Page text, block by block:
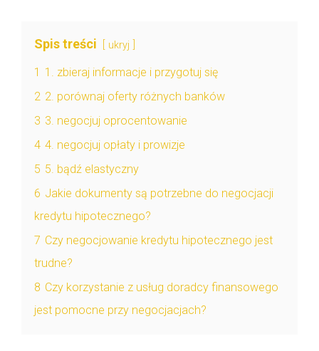
Spis treści ukryj
1 1. zbieraj informacje i przygotuj się
2 2. porównaj oferty różnych banków
3 3. negocjuj oprocentowanie
4 4. negocjuj opłaty i prowizje
5 5. bądź elastyczny
6 Jakie dokumenty są potrzebne do negocjacji
kredytu hipotecznego?
7 Czy negocjowanie kredytu hipotecznego jest
trudne?
8 Czy korzystanie z usług doradcy finansowego
jest pomocne przy negocjacjach?